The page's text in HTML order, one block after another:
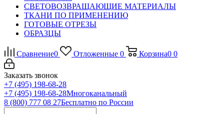
СВЕТОВОЗВРАЩАЮЩИЕ МАТЕРИАЛЫ
ТКАНИ ПО ПРИМЕНЕНИЮ
ГОТОВЫЕ ОТРЕЗЫ
ОБРАЗЦЫ
Сравнение0 Отложенные 0 Корзина0 0
Заказать звонок
+7 (495) 198-68-28
+7 (495) 198-68-28Многоканальный
8 (800) 777 08 27Бесплатно по России